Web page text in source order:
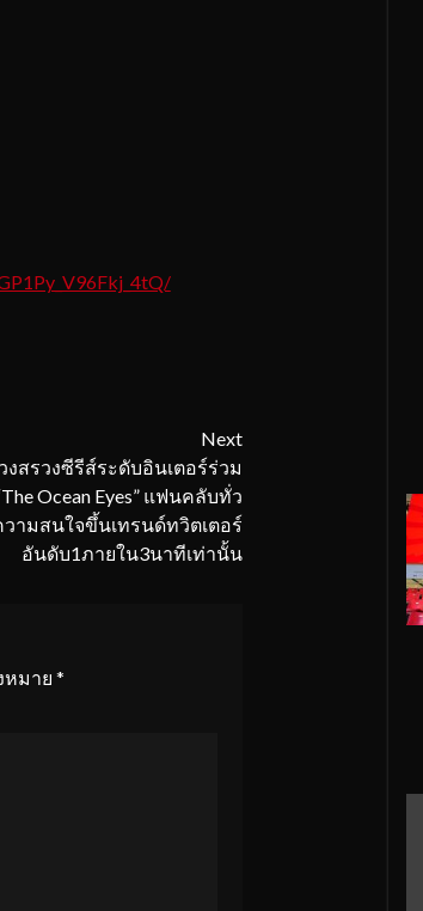
Next
สรวงซีรีส์ระดับอินเตอร์ร่วม
Ocean Eyes” แฟนคลับทั่ว
ามสนใจขึ้นเทรนด์ทวิตเตอร์
อันดับ1ภายใน3นาทีเท่านั้น
หมาย *